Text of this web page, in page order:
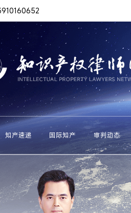
知产速递 国际知产 审判动态